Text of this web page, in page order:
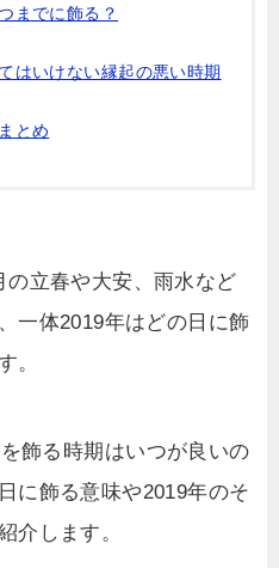
までに飾る？
はいけない縁起の悪い時期
とめ
立春や大安、雨水など
一体2019年はどの日に飾
。
飾る時期はいつが良いの
に飾る意味や2019年のそ
介します。